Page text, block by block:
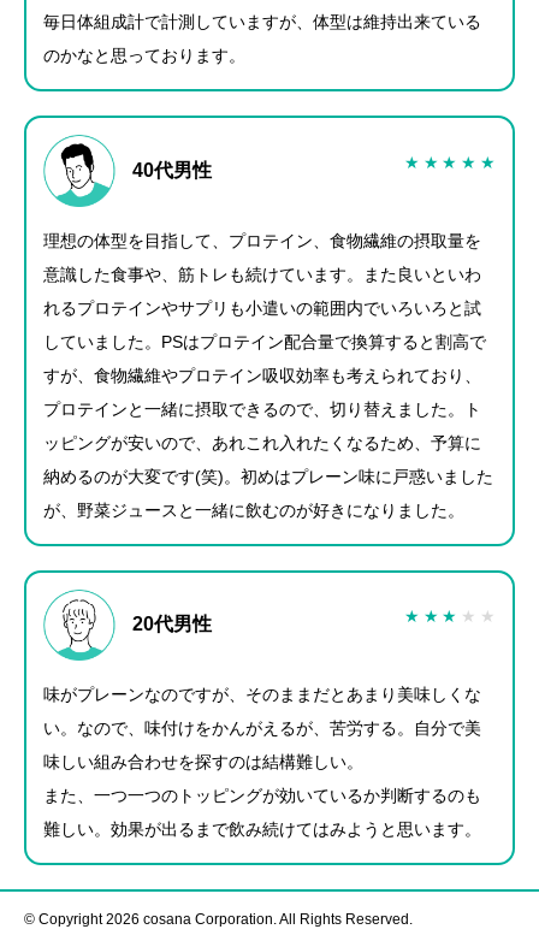
毎日体組成計で計測していますが、体型は維持出来ている
のかなと思っております。
40代男性 ★ ★ ★ ★ ★
理想の体型を目指して、プロテイン、食物繊維の摂取量を
意識した食事や、筋トレも続けています。また良いといわ
れるプロテインやサプリも小遣いの範囲内でいろいろと試
していました。PSはプロテイン配合量で換算すると割高で
すが、食物繊維やプロテイン吸収効率も考えられており、
プロテインと一緒に摂取できるので、切り替えました。ト
ッピングが安いので、あれこれ入れたくなるため、予算に
納めるのが大変です(笑)。初めはプレーン味に戸惑いました
が、野菜ジュースと一緒に飲むのが好きになりました。
20代男性 ★ ★ ★ ★ ★
味がプレーンなのですが、そのままだとあまり美味しくな
い。なので、味付けをかんがえるが、苦労する。自分で美
味しい組み合わせを探すのは結構難しい。
また、一つ一つのトッピングが効いているか判断するのも
難しい。効果が出るまで飲み続けてはみようと思います。
© Copyright2026 cosana Corporation. All Rights Reserved.